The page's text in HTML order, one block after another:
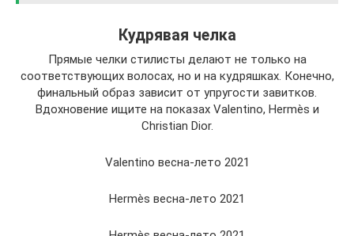
Кудрявая челка
Прямые челки стилисты делают не только на
соответствующих волосах, но и на кудряшках. Конечно,
финальный образ зависит от упругости завитков.
Вдохновение ищите на показах Valentino, Hermès и
Christian Dior.
Valentino весна-лето 2021
Hermès весна-лето 2021